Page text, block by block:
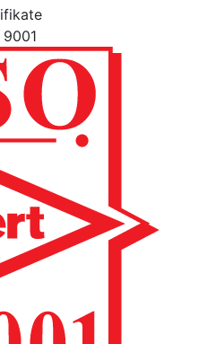
9001